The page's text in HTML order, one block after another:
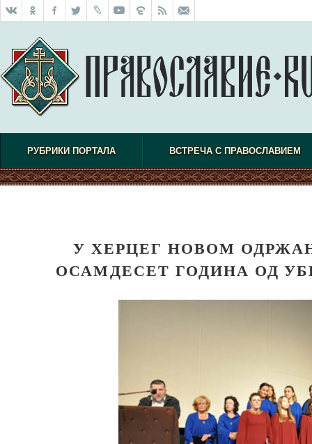
РУБРИКИ ПОРТАЛА ВСТРЕЧА С ПРАВОСЛАВИЕМ
У ХЕРЦЕГ НОВОМ
ОСАМДЕСЕТ ГОДИНА ОД